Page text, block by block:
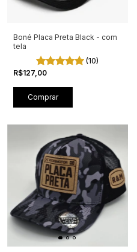
Boné Placa Preta Black - com
tela
(10)
R$127,00